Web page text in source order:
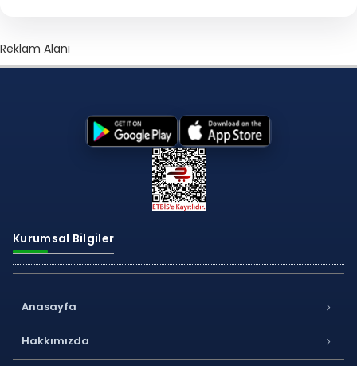
Reklam Alanı
Kurumsal Bilgiler
Anasayfa
Hakkımızda